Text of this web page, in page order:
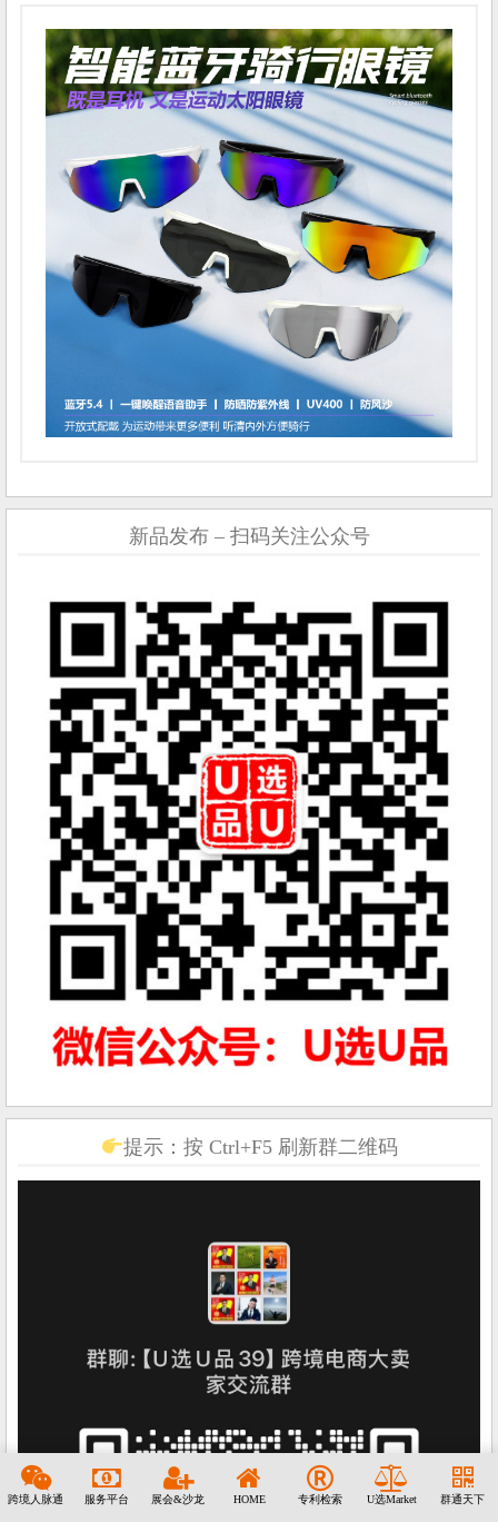
新品发布 – 扫码关注公众号
提示：按 Ctrl+F5 刷新群二维码
跨境人脉通 服务平台 展会&沙龙 HOME 专利检索 U选Market 群通天下